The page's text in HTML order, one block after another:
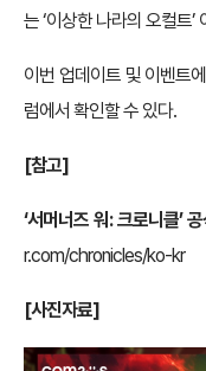
는 ‘이상한 나라의 오컬트
이번 업데이트 및 이벤트
럼에서 확인할 수 있다.
[참고]
‘서머너즈 워: 크로니클’
r.com/chronicles/ko-kr
[사진자료]